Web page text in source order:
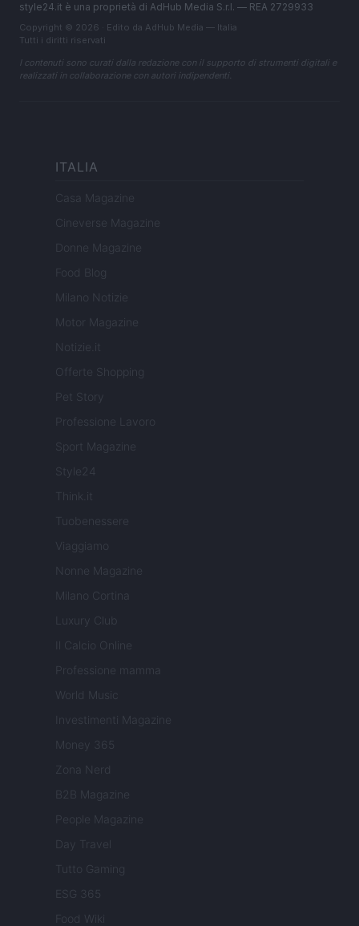
style24.it è una proprietà di AdHub Media S.r.l. — REA 2729933
Copyright © 2026 · Edito da AdHub Media — Italia
Tutti i diritti riservati
I contenuti sono curati dalla redazione con il supporto di strumenti digitali e
realizzati in collaborazione con autori indipendenti.
ITALIA
Casa Magazine
Cineverse Magazine
Donne Magazine
Food Blog
Milano Notizie
Motor Magazine
Notizie.it
Offerte Shopping
Pet Story
Professione Lavoro
Sport Magazine
Style24
Think.it
Tuobenessere
Viaggiamo
Nonne Magazine
Milano Cortina
Luxury Club
Il Calcio Online
Professione mamma
World Music
Investimenti Magazine
Money 365
Zona Nerd
B2B Magazine
People Magazine
Day Travel
Tutto Gaming
ESG 365
Food Wiki